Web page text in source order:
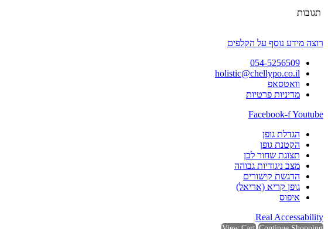
תגובות
רוצה מידע נוסף על הקלפים
054-5256509
holistic@chellypo.co.il
וואטסאפ
מדיניות פרטיות
Facebook-fYoutube
הגדלת גופן
הקטנת גופן
תצוגת שחור לבן
מצב ניגודיות גבוהה
הדגשת קישורים
גופן קריא (אריאל)
איפוס
Real Accessability